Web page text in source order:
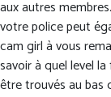
aux autres
votre police peut
cam girl à vous
savoir à quel level
être trouvés au bas